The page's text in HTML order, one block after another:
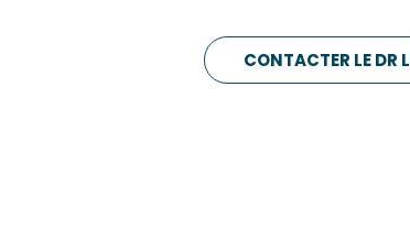
CONTACTER LE DR